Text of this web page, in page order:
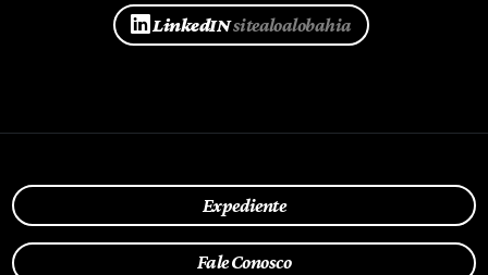
LinkedINsitealoalobahia
Expediente
Fale Conosco